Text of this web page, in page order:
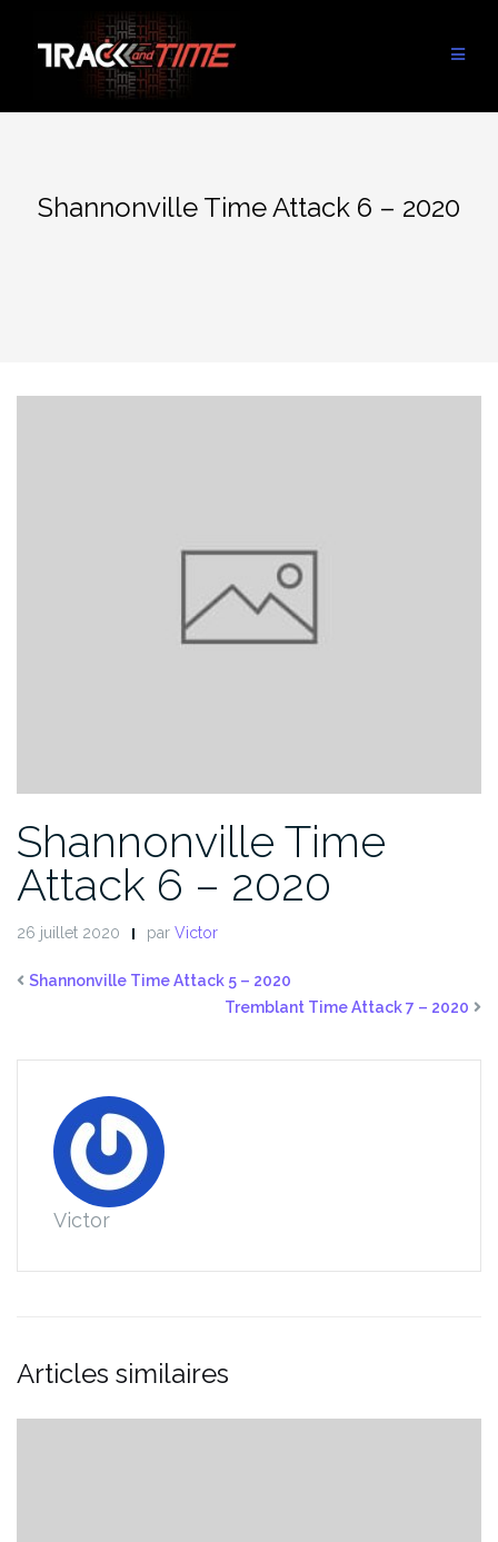
contenu
Shannonville Time Attack 6 – 2020
Shannonville Time
Attack 6 – 2020
26 juillet 2020 par Victor
Shannonville Time Attack 5 – 2020
Tremblant Time Attack 7 – 2020
Victor
Articles similaires